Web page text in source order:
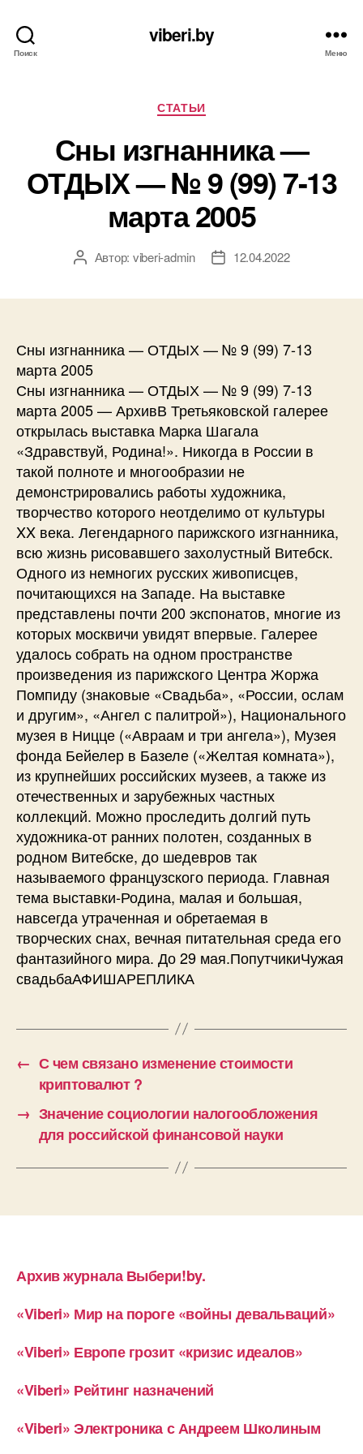
Поиск
viberi.by
Меню
Рубрики
СТАТЬИ
Сны изгнанника —
ОТДЫХ — № 9 (99) 7-13
марта 2005
АвторАвтор: viberi-admin
Дата12.04.2022
Сны изгнанника — ОТДЫХ — № 9 (99) 7-13
марта 2005
Сны изгнанника — ОТДЫХ — № 9 (99) 7-13
марта 2005 — АрхивВ Третьяковской галерее
открылась выставка Марка Шагала
«Здравствуй, Родина!». Никогда в России в
такой полноте и многообразии не
демонстрировались работы художника,
творчество которого неотделимо от культуры
XX века. Легендарного парижского изгнанника,
всю жизнь рисовавшего захолустный Витебск.
Одного из немногих русских живописцев,
почитающихся на Западе. На выставке
представлены почти 200 экспонатов, многие из
которых москвичи увидят впервые. Галерее
удалось собрать на одном пространстве
произведения из парижского Центра Жоржа
Помпиду (знаковые «Свадьба», «России, ослам
и другим», «Ангел с палитрой»), Национального
музея в Ницце («Авраам и три ангела»), Музея
фонда Бейелер в Базеле («Желтая комната»),
из крупнейших российских музеев, а также из
отечественных и зарубежных частных
коллекций. Можно проследить долгий путь
художника-от ранних полотен, созданных в
родном Витебске, до шедевров так
называемого французского периода. Главная
тема выставки-Родина, малая и большая,
навсегда утраченная и обретаемая в
творческих снах, вечная питательная среда его
фантазийного мира. До 29 мая.ПопутчикиЧужая
свадьбаАФИШАРЕПЛИКА
← С чем связано изменение стоимости
криптовалют ?
→ Значение социологии налогообложения
для российской финансовой науки
Архив журнала Выбери!by.
«Viberi» Мир на пороге «войны девальваций»
«Viberi» Европе грозит «кризис идеалов»
«Viberi» Рейтинг назначений
«Viberi» Электроника с Андреем Школиным